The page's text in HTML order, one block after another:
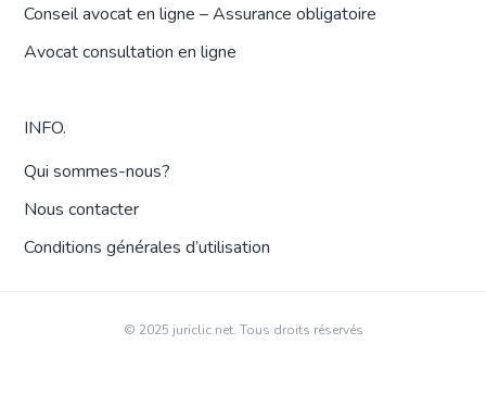
Conseil avocat en ligne – Assurance obligatoire
Avocat consultation en ligne
INFO.
Qui sommes-nous?
Nous contacter
Conditions générales d’utilisation
© 2025 juriclic.net. Tous droits réservés